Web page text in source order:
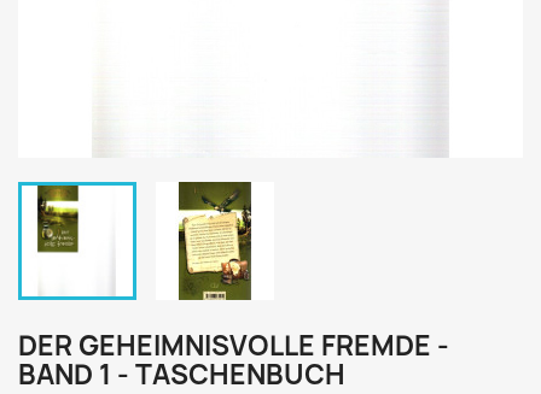
DER GEHEIMNISVOLLE FREMDE -
BAND 1 - TASCHENBUCH